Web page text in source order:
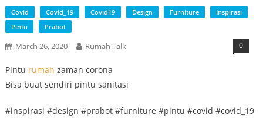
Covid Covid_19 Covıd19 Design Furniture
Inspirasi
Pintu
Prabot
March 26, 2020 Rumah Talk 0
Pintu rumah zaman corona
Bisa buat sendiri pintu sanitasi
#inspirasi #design #prabot #furniture #pintu #covid #covid_19